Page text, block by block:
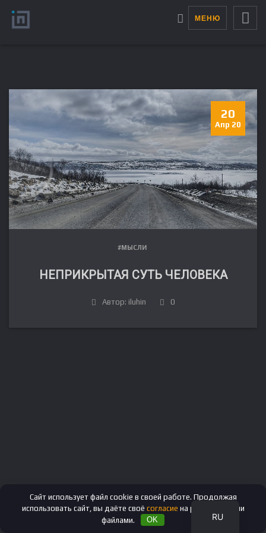
МЕНЮ
20
Апр 20
#МЫСЛИ
НЕПРИКРЫТАЯ СУТЬ ЧЕЛОВЕКА
Автор: iluhin 0
RU
EN
Сайт использует файл cookie в своей работе. Продолжая
использовать сайт, вы даёте своё согласие на работу с этими
файлами.
OK